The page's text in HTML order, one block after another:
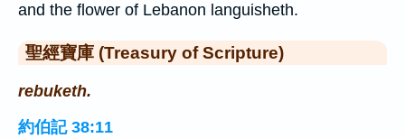
and the flower of Lebanon languisheth.
聖經寶庫 (Treasury of Scripture)
rebuketh.
約伯記 38:11